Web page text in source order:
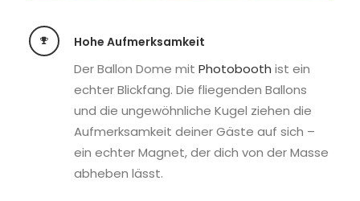
Hohe Aufmerksamkeit
Der Ballon Dome mit Photobooth ist ein
echter Blickfang. Die fliegenden Ballons
und die ungewöhnliche Kugel ziehen die
Aufmerksamkeit deiner Gäste auf sich –
ein echter Magnet, der dich von der Masse
abheben lässt.